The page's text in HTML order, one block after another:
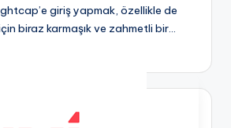
giriş yapmak, özellikle de
biraz karmaşık ve zahmetli bir…